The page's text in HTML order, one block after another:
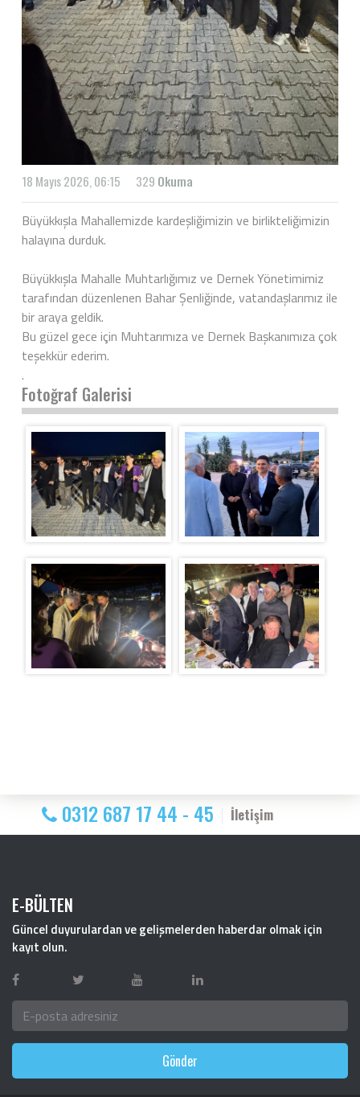
18 Mayıs 2026, 06:15 329 Okuma
Büyükkışla Mahallemizde kardeşliğimizin ve birlikteliğimizin
halayına durduk.
Büyükkışla Mahalle Muhtarlığımız ve Dernek Yönetimimiz
tarafından düzenlenen Bahar Şenliğinde, vatandaşlarımız ile
bir araya geldik.
Bu güzel gece için Muhtarımıza ve Dernek Başkanımıza çok
teşekkür ederim.
.
Fotoğraf Galerisi
0312 687 17 44 - 45 İletişim
E-BÜLTEN
Güncel duyurulardan ve gelişmelerden haberdar olmak için
kayıt olun.
Gönder